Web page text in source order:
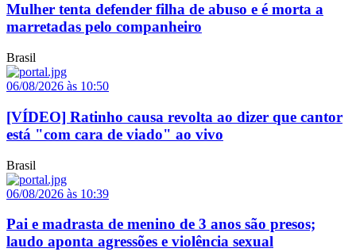
Mulher tenta defender filha de abuso e é morta a
marretadas pelo companheiro
Brasil
06/08/2026 às 10:50
[VÍDEO] Ratinho causa revolta ao dizer que cantor
está "com cara de viado" ao vivo
Brasil
06/08/2026 às 10:39
Pai e madrasta de menino de 3 anos são presos;
laudo aponta agressões e violência sexual